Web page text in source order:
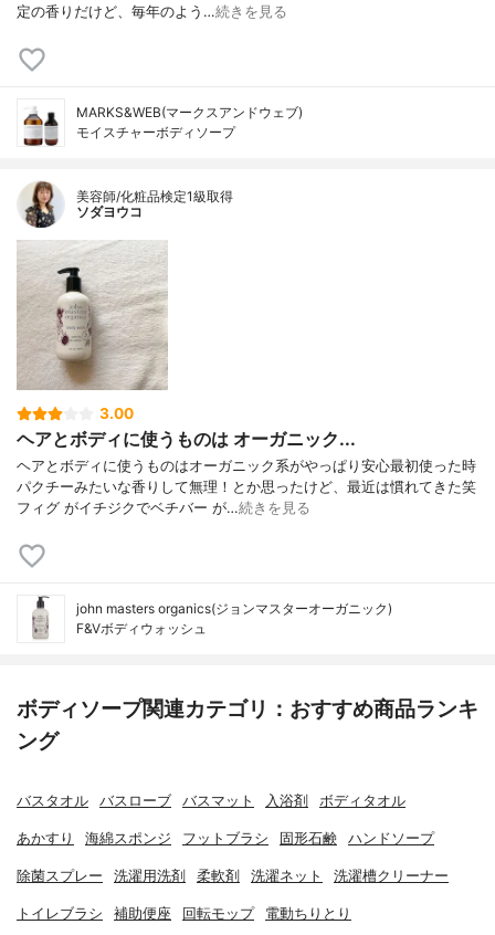
定の香りだけど、毎年のよう…続きを見る
MARKS&WEB(マークスアンドウェブ)
モイスチャーボディソープ
美容師/化粧品検定1級取得
ソダヨウコ
3.00
ヘアとボディに使うものは オーガニック...
ヘアとボディに使うものはオーガニック系がやっぱり安心最初使った時
パクチーみたいな香りして無理！とか思ったけど、最近は慣れてきた笑
フィグ がイチジクでベチバー が…続きを見る
john masters organics(ジョンマスターオーガニック)
F&Vボディウォッシュ
ボディソープ関連カテゴリ：おすすめ商品ランキ
ング
バスタオル バスローブ バスマット 入浴剤 ボディタオル
あかすり 海綿スポンジ フットブラシ 固形石鹸 ハンドソープ
除菌スプレー 洗濯用洗剤 柔軟剤 洗濯ネット 洗濯槽クリーナー
トイレブラシ 補助便座 回転モップ 電動ちりとり